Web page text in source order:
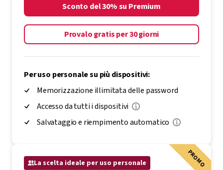
Sconto del 30% su Premium
Provalo gratis per 30 giorni
Per uso personale su più dispositivi:
Memorizzazione illimitata delle password
Accesso da tutti i dispositivi
Salvataggio e riempimento automatico
PROMO
La scelta ideale per uso personale